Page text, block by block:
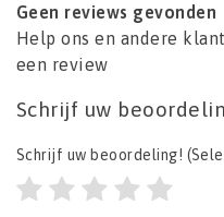
Geen reviews gevonden
Help ons en andere
een review
Schrijf uw
Schrijf uw beoordeling!